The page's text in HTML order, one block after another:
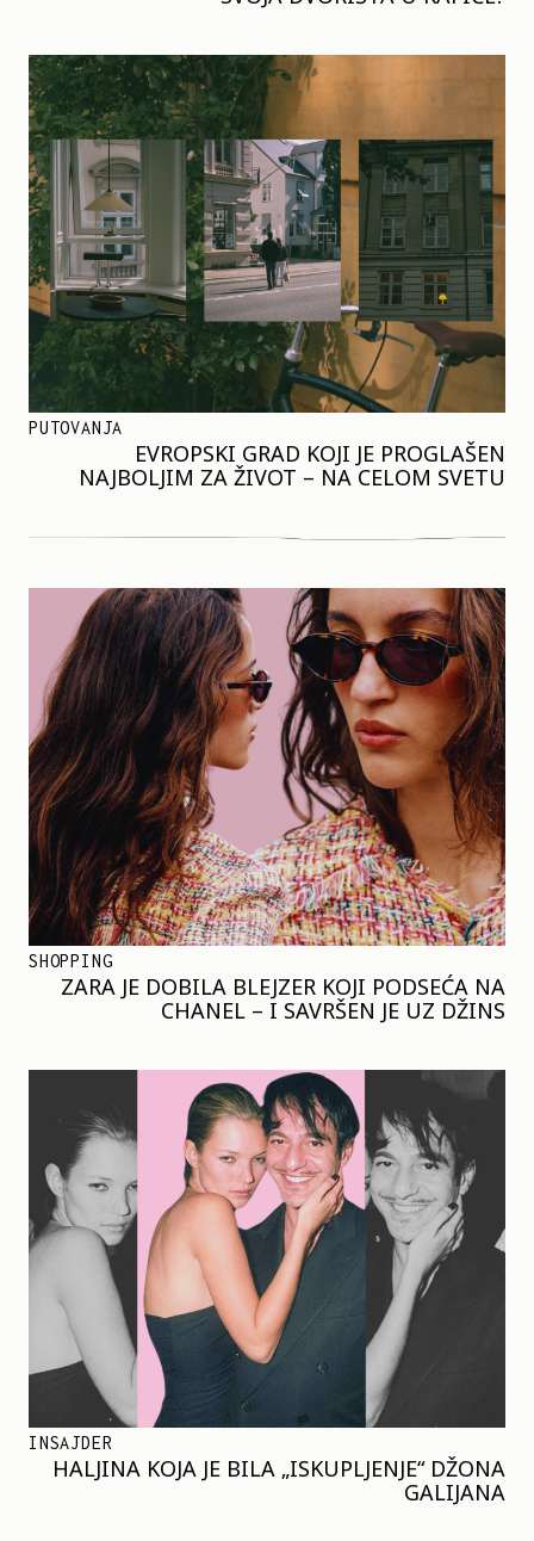
PUTOVANJA
EVROPSKI GRAD KOJI JE PROGLAŠEN
NAJBOLJIM ZA ŽIVOT – NA CELOM SVETU
SHOPPING
ZARA JE DOBILA BLEJZER KOJI PODSEĆA NA
CHANEL – I SAVRŠEN JE UZ DŽINS
INSAJDER
HALJINA KOJA JE BILA „ISKUPLJENJE“ DŽONA
GALIJANA